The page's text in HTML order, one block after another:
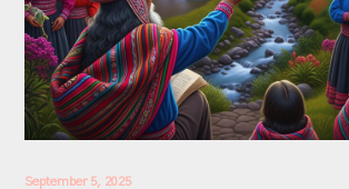
September 5, 2025